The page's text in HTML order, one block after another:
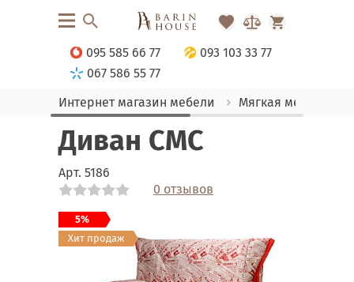
095 585 66 77
093 103 33 77
067 586 55 77
Интернет магазин мебели
Мягкая мебель
Диван СМС
Арт. 5186
0 отзывов
5%
Хит продаж
Link
Link
Link
Link
Link
Link
Link
Link